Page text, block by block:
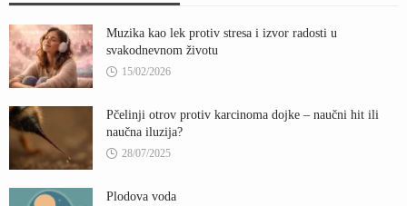
Muzika kao lek protiv stresa i izvor radosti u
svakodnevnom životu
15/02/2026
Pčelinji otrov protiv karcinoma dojke – naučni hit ili
naučna iluzija?
28/07/2025
Plodova voda